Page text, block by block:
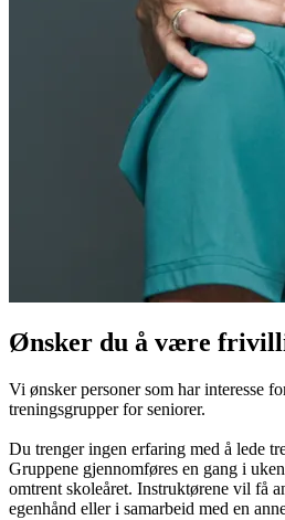
Ønsker du å være
Vi ønsker personer som har interesse
treningsgrupper for seniorer.
Du trenger ingen erfaring med å lede
Gruppene gjennomføres en gang i
omtrent skoleåret. Instruktørene vil få
egenhånd eller i samarbeid med en